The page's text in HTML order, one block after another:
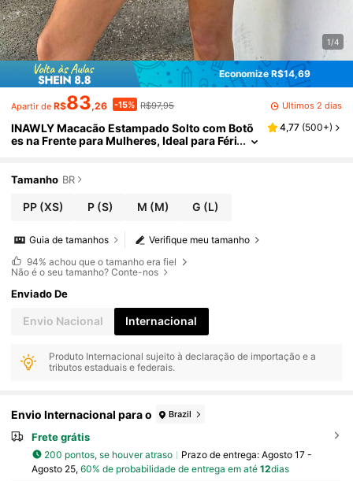
1/4
Economize R$14,69
Apartir de R$83,26 -15% R$97,95 Últimos 2 dias
INAWLY Macacão Estampado Solto com Botõ
es na Frente para Mulheres, Ideal para Féri
4,77 (500+)
Tamanho BR
PP(XS) P(S) M (M) G (L)
Verifique meu tamanho
Guia de tamanhos
94% achou que o tamanho era fiel
Não é o seu tamanho? Conte-nos
Enviado De
Envio Nacional Internacional
Produto Internacional sujeito à declaração de importação e a
tributos estaduais e federais.
Envio Internacional para o Brazil
Frete grátis
200 pontos, se houver atraso Prazo de entrega: Agosto 17 -
Agosto 25, 60% de probabilidade de entrega em até 12dias